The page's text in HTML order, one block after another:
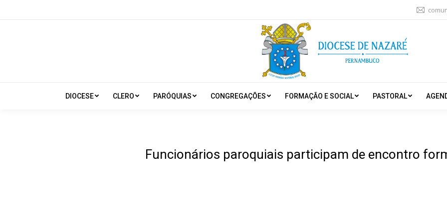
DIOCESE CLERO PARÓQUIAS CONGREGAÇÕES FORMAÇÃO E SOCIAL PASTORAL
Funcionários paroquiais participam de encontro